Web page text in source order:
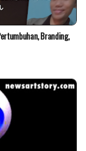
Branding,